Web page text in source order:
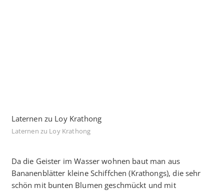
Laternen zu Loy Krathong
Laternen zu Loy Krathong
Da die Geister im Wasser wohnen baut man aus
Bananenblätter kleine Schiffchen (Krathongs), die sehr
schön mit bunten Blumen geschmückt und mit